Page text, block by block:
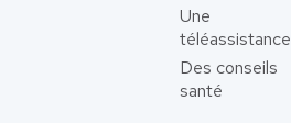
Une
téléassistance
Des conseils
santé